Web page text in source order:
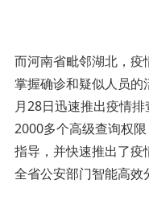
而河南省毗邻湖北，
掌握确诊和疑似人员的
月28日迅速推出疫情
2000多个高级查询权
指导，并快速推出了疫
全省公安部门智能高效